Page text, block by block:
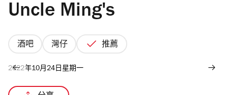
Uncle Ming's
酒吧 灣仔 推薦
2022年10月24日星期一